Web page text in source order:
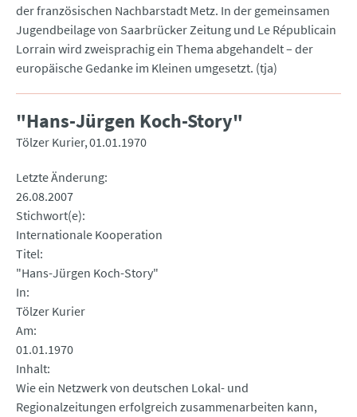
der französischen Nachbarstadt Metz. In der gemeinsamen
Jugendbeilage von Saarbrücker Zeitung und Le Républicain
Lorrain wird zweisprachig ein Thema abgehandelt – der
europäische Gedanke im Kleinen umgesetzt. (tja)
"Hans-Jürgen Koch-Story"
Tölzer Kurier 01.01.1970
Letzte Änderung
26.08.2007
Stichwort(e)
Internationale Kooperation
Titel
"Hans-Jürgen Koch-Story"
In
Tölzer Kurier
Am
01.01.1970
Inhalt
Wie ein Netzwerk von deutschen Lokal- und
Regionalzeitungen erfolgreich zusammenarbeiten kann,